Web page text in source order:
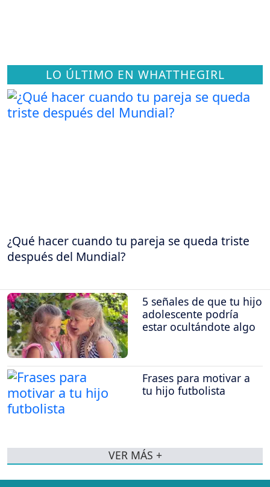
LO ÚLTIMO EN WHATTHEGIRL
¿Qué hacer cuando tu pareja se queda triste
después del Mundial?
5 señales de que tu hijo
adolescente podría
estar ocultándote algo
Frases para motivar a
tu hijo futbolista
VER MÁS +